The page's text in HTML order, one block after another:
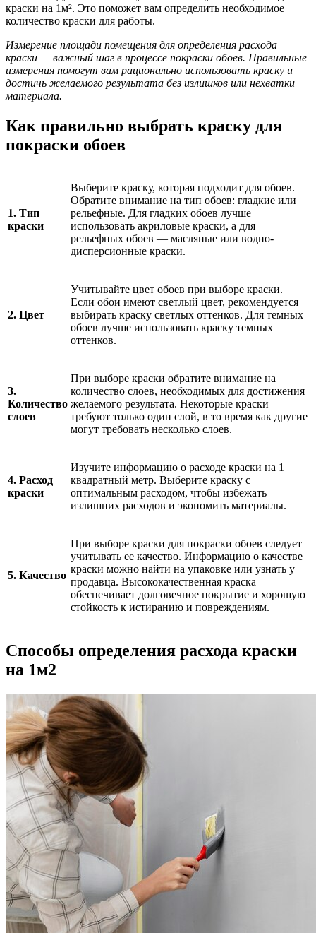
краски на 1м². Это поможет вам определить необходимое
количество краски для работы.
Измерение площади помещения для определения расхода
краски — важный шаг в процессе покраски обоев. Правильные
измерения помогут вам рационально использовать краску и
достичь желаемого результата без излишков или нехватки
материала.
Как правильно выбрать краску для
покраски обоев
1. Тип
краски
Выберите краску, которая подходит для обоев.
Обратите внимание на тип обоев: гладкие или
рельефные. Для гладких обоев лучше
использовать акриловые краски, а для
рельефных обоев — масляные или водно-
дисперсионные краски.
2. Цвет
Учитывайте цвет обоев при выборе краски.
Если обои имеют светлый цвет, рекомендуется
выбирать краску светлых оттенков. Для темных
обоев лучше использовать краску темных
оттенков.
3.
Количество
слоев
При выборе краски обратите внимание на
количество слоев, необходимых для достижения
желаемого результата. Некоторые краски
требуют только один слой, в то время как другие
могут требовать несколько слоев.
4. Расход
краски
Изучите информацию о расходе краски на 1
квадратный метр. Выберите краску с
оптимальным расходом, чтобы избежать
излишних расходов и экономить материалы.
5. Качество
При выборе краски для покраски обоев следует
учитывать ее качество. Информацию о качестве
краски можно найти на упаковке или узнать у
продавца. Высококачественная краска
обеспечивает долговечное покрытие и хорошую
стойкость к истиранию и повреждениям.
Способы определения расхода краски
на 1м2